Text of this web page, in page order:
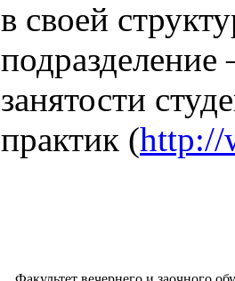
в своей
подразделение
занятости
практик (http://